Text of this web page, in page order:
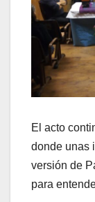
El acto
donde unas
versión de
para